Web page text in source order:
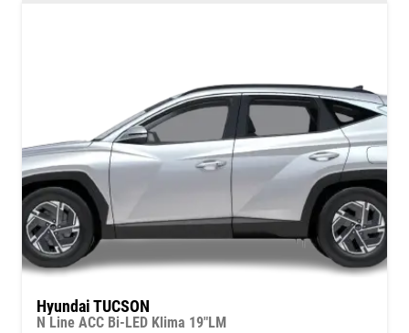
Hyundai TUCSON
N Line ACC Bi-LED Klima 19"LM